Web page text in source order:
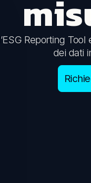
Reporting
dei dati